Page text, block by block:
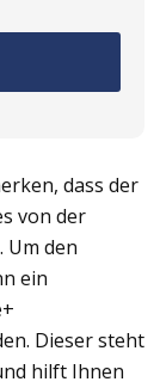
dass der
von der
Um den
ein
Dieser steht
hilft Ihnen